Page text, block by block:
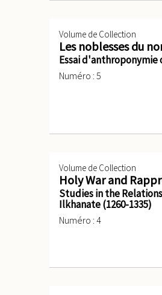
Volume de Collection
Les noblesses du
Essai
Numéro : 5
Volume de Collection
Holy War and
Studies in the
Ilkhanate (1260-1335)
Numéro : 4